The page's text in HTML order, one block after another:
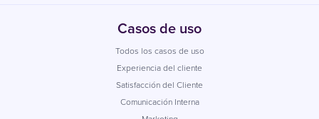
Casos de uso
Todos los casos de uso
Experiencia del cliente
Satisfacción del Cliente
Comunicación Interna